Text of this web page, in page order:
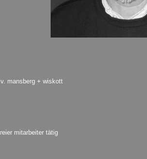
mansberg + wiskott
mitarbeiter tätig